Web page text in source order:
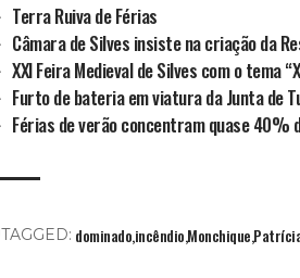
Terra Ruiva de Férias
Câmara de Silves insiste na criação da
XXI Feira Medieval de Silves com o tema
Furto de bateria em viatura da Junta de
Férias de verão concentram quase 40%
TAGGED: dominadoincêndioMonchique